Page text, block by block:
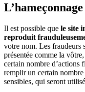
Il est possible que le site
reproduit
votre nom. Les fraudeurs
présentée comme la
certain nombre d’actions
remplir un certain
sensibles, qui seront